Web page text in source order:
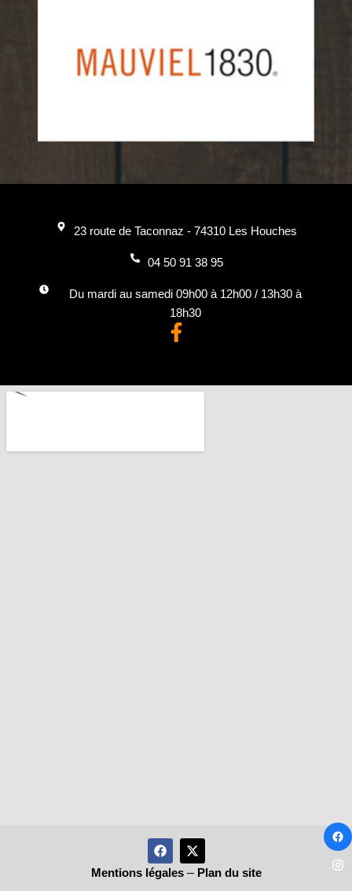
23 route de Taconnaz - 74310 Les Houches
04 50 91 38 95
Du mardi au samedi 09h00 à 12h00 / 13h30 à
18h30
Mentions légales– Plan du site